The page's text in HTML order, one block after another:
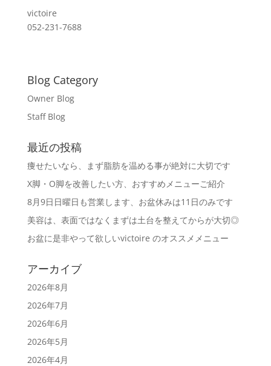
victoire
052-231-7688
Blog Category
Owner Blog
Staff Blog
最近の投稿
痩せたいなら、まず脂肪を温める事が絶対に大切です
X脚・O脚を改善したい方、おすすめメニューご紹介
8月9日日曜日も営業します、お盆休みは11日のみです
美容は、表面ではなくまずは土台を整えてからが大切◎
お盆に是非やって欲しいvictoire のオススメメニュー
アーカイブ
2026年8月
2026年7月
2026年6月
2026年5月
2026年4月